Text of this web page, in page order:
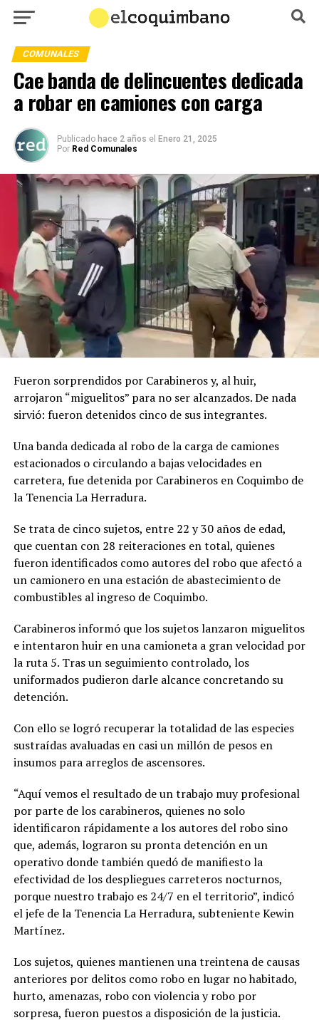
COMUNALES
Cae banda de delincuentes dedicada
a robar en camiones con carga
Publicado hace 2 años el Enero 21, 2025
Por Red Comunales
Fueron sorprendidos por Carabineros y, al huir,
arrojaron “miguelitos” para no ser alcanzados. De nada
sirvió: fueron detenidos cinco de sus integrantes.
Una banda dedicada al robo de la carga de camiones
estacionados o circulando a bajas velocidades en
carretera, fue detenida por Carabineros en Coquimbo de
la Tenencia La Herradura.
Se trata de cinco sujetos, entre 22 y 30 años de edad,
que cuentan con 28 reiteraciones en total, quienes
fueron identificados como autores del robo que afectó a
un camionero en una estación de abastecimiento de
combustibles al ingreso de Coquimbo.
Carabineros informó que los sujetos lanzaron miguelitos
e intentaron huir en una camioneta a gran velocidad por
la ruta 5. Tras un seguimiento controlado, los
uniformados pudieron darle alcance concretando su
detención.
Con ello se logró recuperar la totalidad de las especies
sustraídas avaluadas en casi un millón de pesos en
insumos para arreglos de ascensores.
“Aquí vemos el resultado de un trabajo muy profesional
por parte de los carabineros, quienes no solo
identificaron rápidamente a los autores del robo sino
que, además, lograron su pronta detención en un
operativo donde también quedó de manifiesto la
efectividad de los despliegues carreteros nocturnos,
porque nuestro trabajo es 24/7 en el territorio”, indicó
el jefe de la Tenencia La Herradura, subteniente Kewin
Martínez.
Los sujetos, quienes mantienen una treintena de causas
anteriores por delitos como robo en lugar no habitado,
hurto, amenazas, robo con violencia y robo por
sorpresa, fueron puestos a disposición de la justicia.